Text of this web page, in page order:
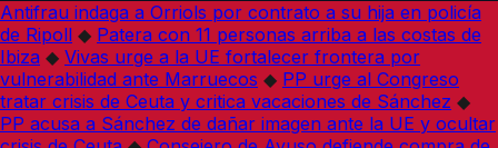
Antifrau indaga a Orriols por contrato a su hija en policía
de Ripoll ◆ Patera con 11 personas arriba a las costas de
Ibiza ◆ Vivas urge a la UE fortalecer frontera por
vulnerabilidad ante Marruecos ◆ PP urge al Congreso
tratar crisis de Ceuta y critica vacaciones de Sánchez ◆
PP acusa a Sánchez de dañar imagen ante la UE y ocultar